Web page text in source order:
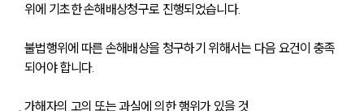
위에 기초한 손해배상청구로 진행되었습니다.
불법행위에 따른 손해배상을 청구하기 위해서는 다음 요건이 충족
되어야 합니다.
가해자의 고의 또는 과실에 의한 행위가 있을 것